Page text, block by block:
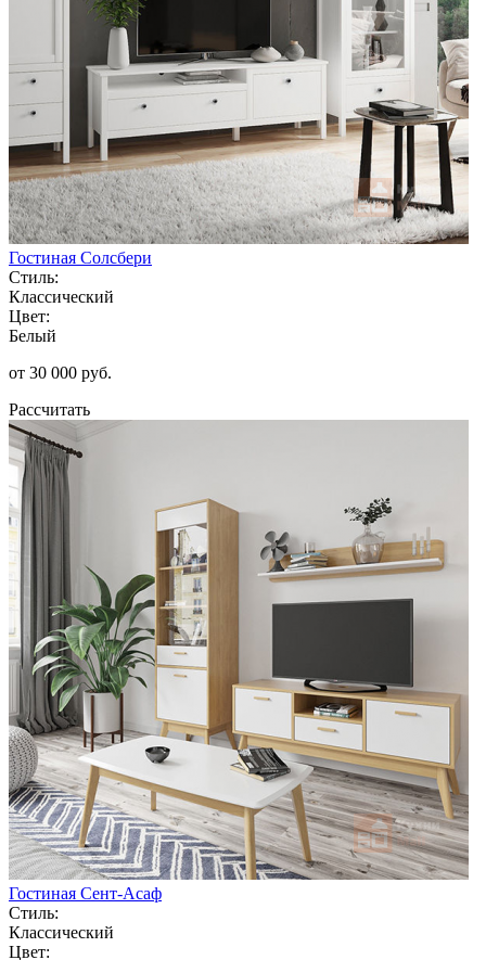
Гостиная Солсбери
Стиль:
Классический
Цвет:
Белый
от 30 000 руб.
Рассчитать
Гостиная Сент-Асаф
Стиль:
Классический
Цвет: